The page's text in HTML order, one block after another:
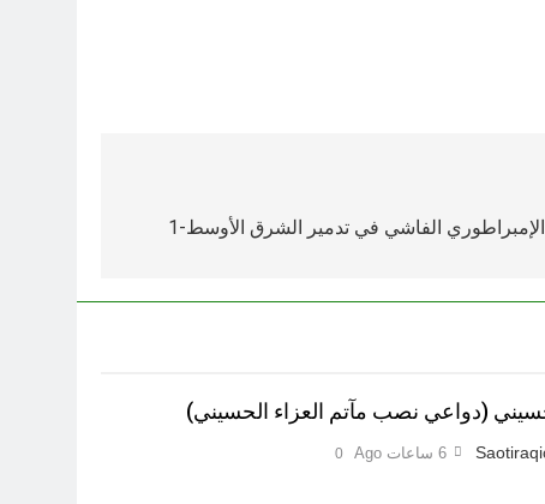
الفاشي في تدمير الشرق الأوسط-1
(دواعي نصب مآتم العزاء الحسيني)
6 ساعات Ago 0